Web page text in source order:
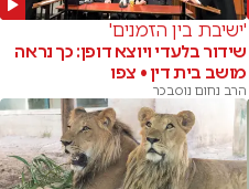
'ישיבת בין הזמנים'
שידור בלעדי ויוצא דופן: כך נראה
מושב בית דין • צפו
הרב נחום נוסבכר